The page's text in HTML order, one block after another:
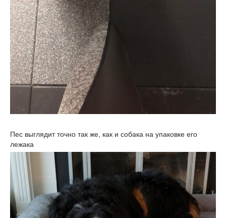
Пес выглядит точно так же, как и собака на упаковке его
лежака